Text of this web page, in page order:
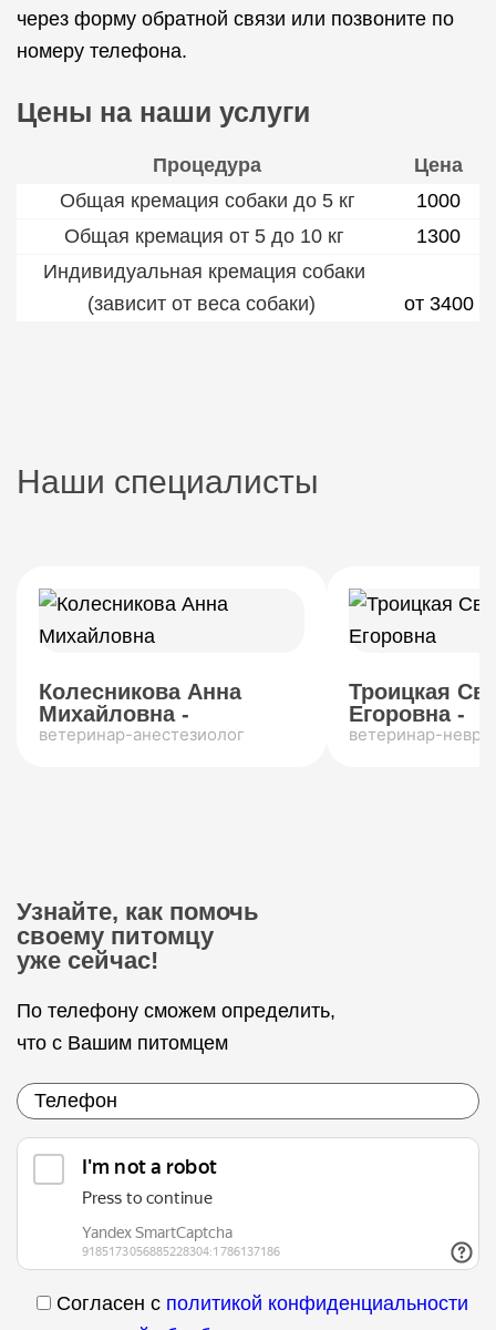
через форму обратной связи или позвоните по
номеру телефона.
Цены на наши услуги
Процедура
Цена
Общая кремация собаки до 5 кг
1000
Общая кремация от 5 до 10 кг
1300
Индивидуальная кремация собаки
(зависит от веса собаки)
от 3400
Наши специалисты
Колесникова Анна
Михайловна -
ветеринар-анестезиолог
Троицкая
Егоровна -
ветеринар-
Узнайте, как помочь
своему питомцу
уже сейчас!
По телефону сможем определить,
что с Вашим питомцем
Согласен с политикой конфиденциальности